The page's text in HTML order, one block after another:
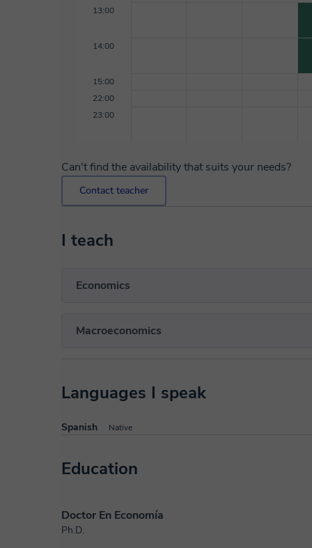
13:00
14:00
15:00
22:00
23:00
Can't find the availability that suits your needs?
Contact teacher
I teach
Economics
Macroeconomics
Languages I speak
Spanish Native
Education
Doctor En Economía
Ph.D.